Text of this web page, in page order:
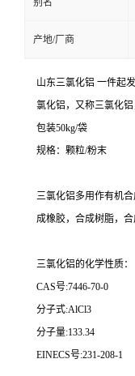
别名
产地/厂商
山东三氯化铝 一件起
氯化铝，又称三氯化
包装50kg/袋
规格：颗粒/粉末
三氯化铝多用作有机
成橡胶，合成树脂，合
三氯化铝的化学性质：
CAS号:7446-70-0
分子式:AlCl3
分子量:133.34
EINECS号:231-208-1